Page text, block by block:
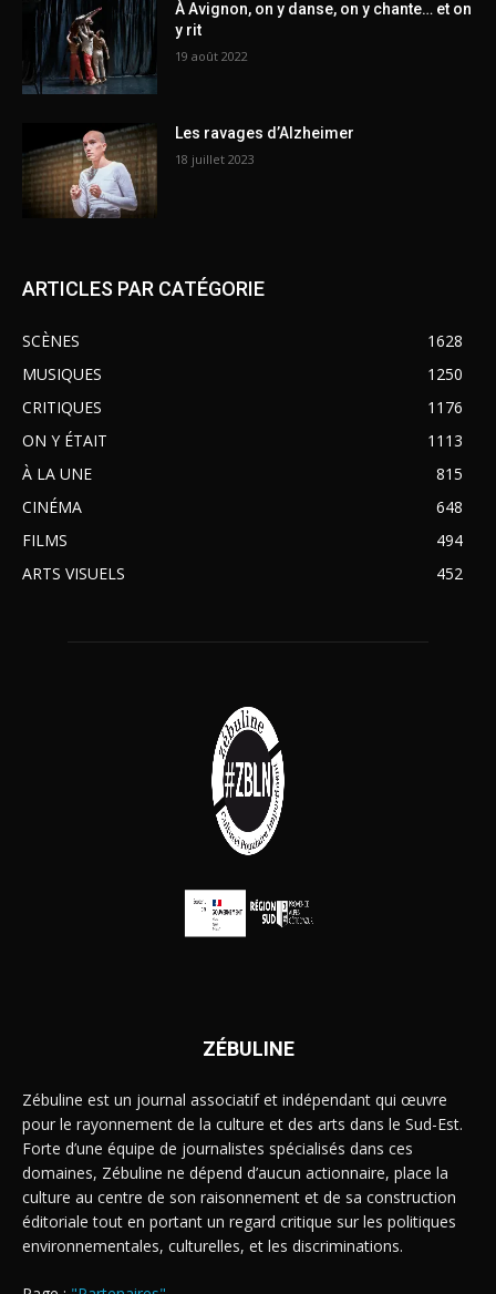
À Avignon, on y danse, on y chante… et on
y rit
19 août 2022
Les ravages d’Alzheimer
18 juillet 2023
ARTICLES PAR CATÉGORIE
SCÈNES
1628
MUSIQUES
1250
CRITIQUES
1176
ON Y ÉTAIT
1113
À LA UNE
815
CINÉMA
648
FILMS
494
ARTS VISUELS
452
ZÉBULINE
Zébuline est un journal associatif et indépendant qui œuvre
pour le rayonnement de la culture et des arts dans le Sud-Est.
Forte d’une équipe de journalistes spécialisés dans ces
domaines, Zébuline ne dépend d’aucun actionnaire, place la
culture au centre de son raisonnement et de sa construction
éditoriale tout en portant un regard critique sur les politiques
environnementales, culturelles, et les discriminations.